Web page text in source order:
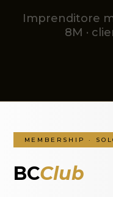
Imprenditore
8M ·
MEMBERSHIP ·
BCClub